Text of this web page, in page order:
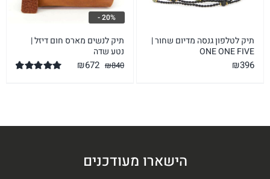
תיק לטלפון גנסה מדיום שחור |
ONE ONE FIVE
₪396
תיק לנשים מארס חום דיזל |
נטע שדה
₪840
המחיר
₪672
המחיר
20% -
הישארו מעודכנים